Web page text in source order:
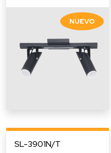
SL-3901N/T